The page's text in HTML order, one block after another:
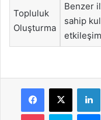
Topluluk
Oluşturma
Benzer
sahip
Facebook
X
Pocket Skype